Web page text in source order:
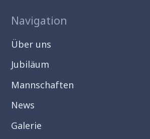
Navigation
Über uns
Jubiläum
Mannschaften
News
Galerie